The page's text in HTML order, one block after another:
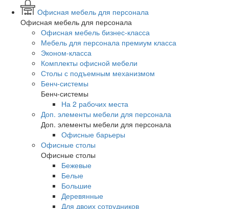
Офисная мебель для персонала
Офисная мебель для персонала
Офисная мебель бизнес-класса
Мебель для персонала премиум класса
Эконом-класса
Комплекты офисной мебели
Столы с подъемным механизмом
Бенч-системы
Бенч-системы
На 2 рабочих места
Доп. элементы мебели для персонала
Доп. элементы мебели для персонала
Офисные барьеры
Офисные столы
Офисные столы
Бежевые
Белые
Большие
Деревянные
Для двоих сотрудников